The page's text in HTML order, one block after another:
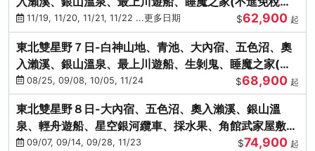
(仙/青)
11/19, 11/20, 11/21, 11/22 ...更多日期 $62,900 起
東北雙星野７日-白神山地、青池、大內宿、五色沼、奧
入瀨溪、銀山溫泉、最上川遊船、生剝鬼、睡魔之家(不
進免稅店)(仙/青)
08/25, 09/08, 10/05, 11/24 $68,900 起
東北雙星野８日-大內宿、五色沼、奧入瀨溪、銀山溫
泉、輕舟遊船、星空銀河纜車、採水果、角館武家屋敷
(不進免稅店)(仙/青)
09/07, 09/14, 09/28, 11/23 $74,900 起